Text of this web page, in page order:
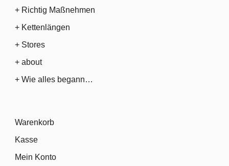
+ Richtig Maßnehmen
+ Kettenlängen
+ Stores
+ about
+ Wie alles begann…
Warenkorb
Kasse
Mein Konto